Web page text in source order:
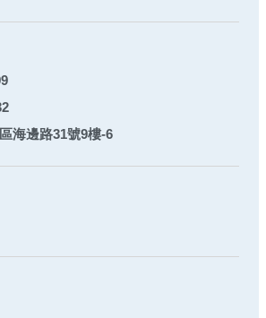
海邊路31號9樓-6